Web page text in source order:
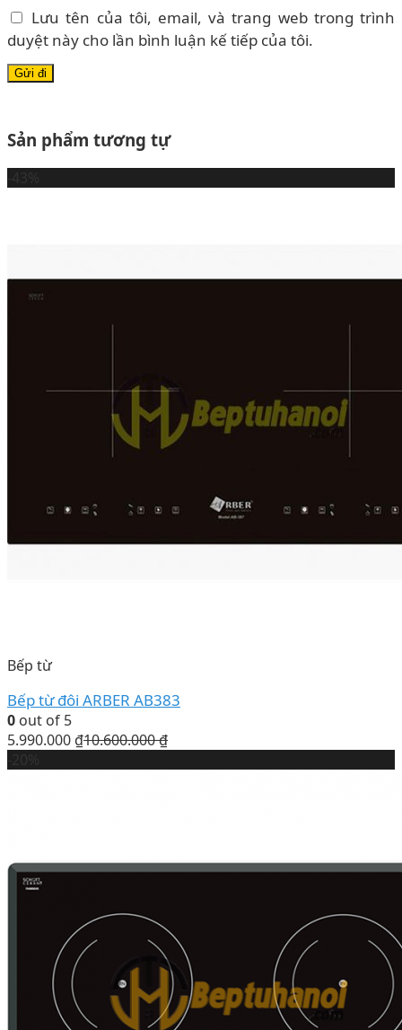
Lưu tên của tôi, email, và trang web trong trình
duyệt này cho lần bình luận kế tiếp của tôi.
Sản phẩm tương tự
Bếp từ
Bếp từ đôi ARBER AB383
0 out of 5
5.990.000 ₫10.600.000₫